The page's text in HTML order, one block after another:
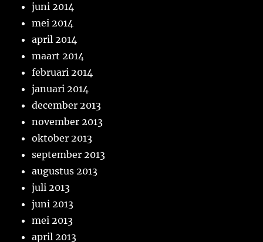
juni 2014
mei 2014
april 2014
maart 2014
februari 2014
januari 2014
december 2013
november 2013
oktober 2013
september 2013
augustus 2013
juli 2013
juni 2013
mei 2013
april 2013